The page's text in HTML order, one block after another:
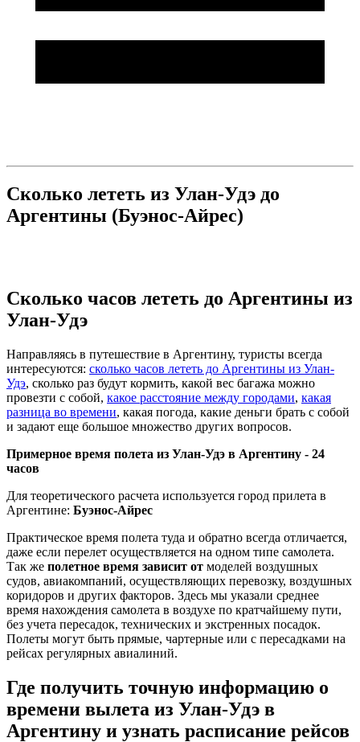
Сколько лететь из Улан-Удэ до
Аргентины (Буэнос-Айрес)
Сколько часов лететь до Аргентины из
Улан-Удэ
Направляясь в путешествие в Аргентину, туристы всегда
интересуются: сколько часов лететь до Аргентины из Улан-
Удэ, сколько раз будут кормить, какой вес багажа можно
провезти с собой, какое расстояние между городами, какая
разница во времени, какая погода, какие деньги брать с собой
и задают еще большое множество других вопросов.
Примерное время полета из Улан-Удэ в Аргентину - 24
часов
Для теоретического расчета используется город прилета в
Аргентине: Буэнос-Айрес
Практическое время полета туда и обратно всегда отличается,
даже если перелет осуществляется на одном типе самолета.
Так же полетное время зависит от моделей воздушных
судов, авиакомпаний, осуществляющих перевозку, воздушных
коридоров и других факторов. Здесь мы указали среднее
время нахождения самолета в воздухе по кратчайшему пути,
без учета пересадок, технических и экстренных посадок.
Полеты могут быть прямые, чартерные или с пересадками на
рейсах регулярных авиалиний.
Где получить точную информацию о
времени вылета из Улан-Удэ в
Аргентину и узнать расписание рейсов